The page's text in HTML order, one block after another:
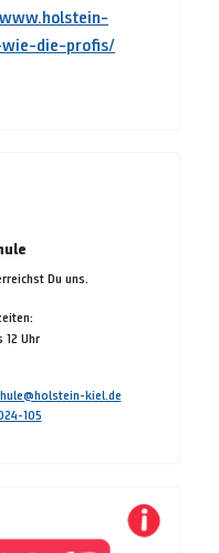
wie-die-profis/
Du uns.
12 Uhr
kiel.de
105